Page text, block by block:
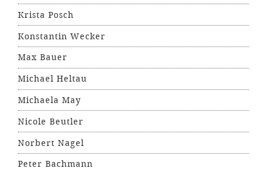
Krista Posch
Konstantin Wecker
Max Bauer
Michael Heltau
Michaela May
Nicole Beutler
Norbert Nagel
Peter Bachmann